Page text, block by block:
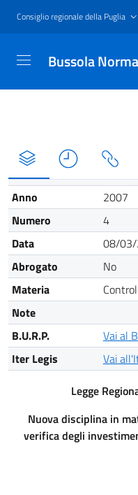
Consiglio regionale della Puglia
Bussola
Anno
2007
Numero
4
Data
08/
Abrogato
No
Materia
Note
B.U.R.P.
Vai al
Iter Legis
Vai
Legge
Nuova disciplina in
verifica degli